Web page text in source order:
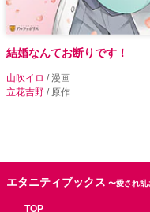
結婚なんてお断りです！
山吹イロ / 漫画
立花吉野 / 原作
エタニティブックス 〜愛され乱
TOP